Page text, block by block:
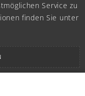
Service zu
finden Sie unter